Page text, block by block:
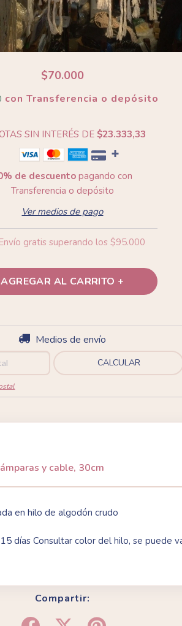
$70.000
con Transferencia o depósito
SIN INTERÉS DE $23.333,33
de descuento pagando con
Transferencia o depósito
Ver medios de pago
Envío gratis superando los $95.000
CP: Medios de envío
CALCULAR
y cable, 30cm
en hilo de algodón crudo
días Consultar color del hilo, se puede
Compartir: